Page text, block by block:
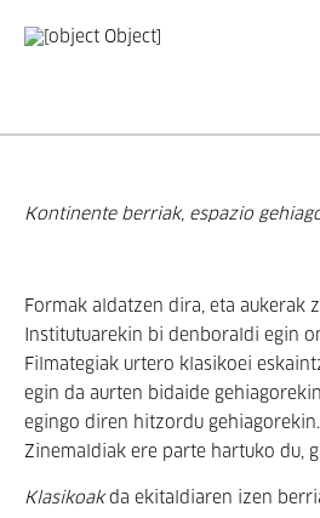
Kontinente berriak, espazio
Formak aldatzen dira, eta aukerak
Institutuarekin bi denboraldi egin
Filmategiak urtero klasikoei
egin da aurten bidaide
egingo diren hitzordu
Zinemaldiak ere parte hartuko du,
Klasikoakda ekitaldiaren izen